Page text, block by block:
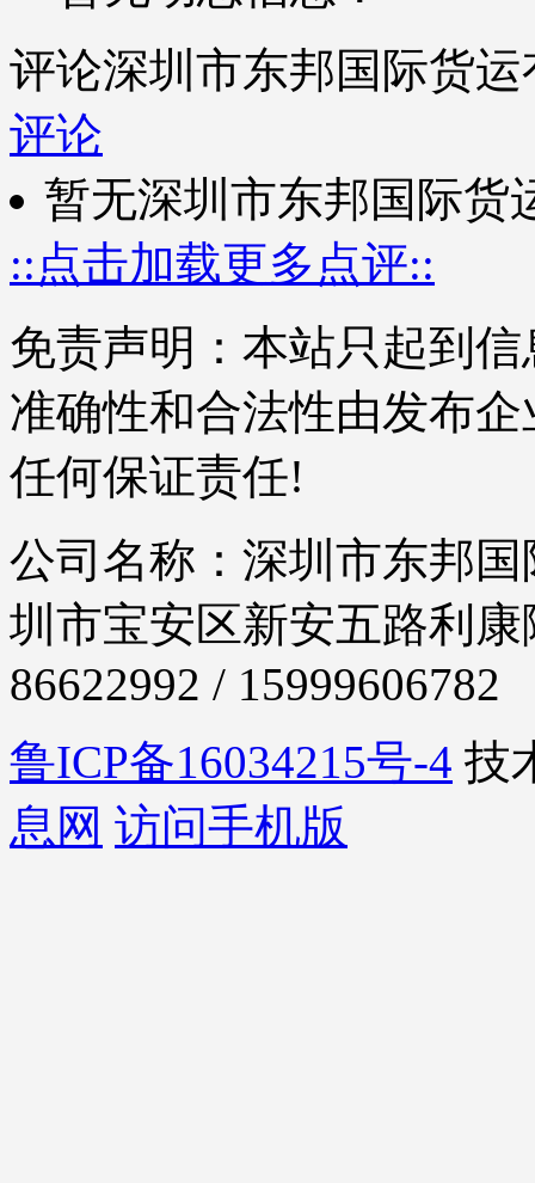
评论深圳市东邦国际货
评论
暂无深圳市东邦国际货
::点击加载更多点评::
免责声明：本站只起到
准确性和合法性由发布
任何保证责任!
公司名称：深圳市东邦
圳市宝安区新安五路利
86622992 / 15999606782
鲁ICP备16034215号-4 技
息网 访问手机版